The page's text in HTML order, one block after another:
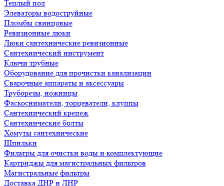
Теплый пол
Элеваторы водоструйные
Пломбы свинцовые
Ревизионные люки
Люки сантехнические ревизионные
Сантехнический инструмент
Ключи трубные
Оборудование для прочистки канализации
Сварочные аппараты и аксессуары
Труборезы, ножницы
Фаскосниматели, торцеватели, клуппы
Сантехнический крепеж
Сантехнические болты
Хомуты сантехнические
Шпильки
Фильтры для очистки воды и комплектующие
Картриджы для магистральных фильтров
Магистральные фильтры
Доставка ДНР и ЛНР